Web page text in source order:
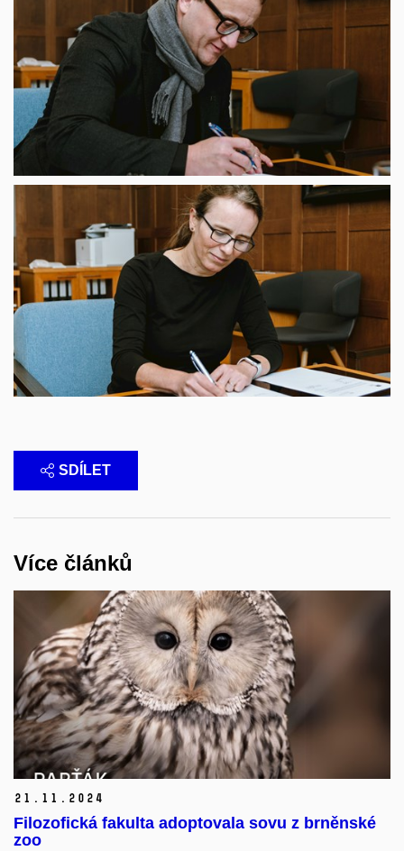
SDÍLET
Více článků
21. 11. 2024
Filozofická fakulta adoptovala sovu z brněnské
zoo